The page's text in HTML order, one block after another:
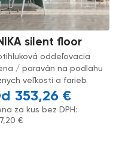
silent floor
oddeľovacia
/ paraván na podlahu
veľkostí a farieb.
353,26 €
za kus bez DPH:
€